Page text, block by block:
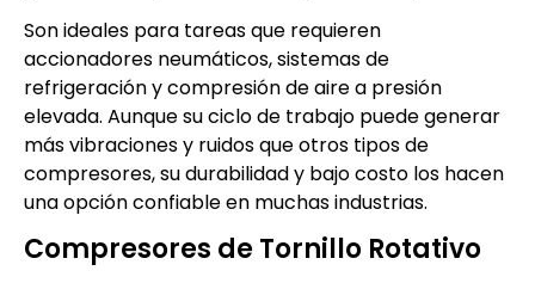
Son ideales para tareas que requieren
accionadores neumáticos, sistemas de
refrigeración y compresión de aire a presión
elevada. Aunque su ciclo de trabajo puede generar
más vibraciones y ruidos que otros tipos de
compresores, su durabilidad y bajo costo los hacen
una opción confiable en muchas industrias.
Compresores de Tornillo Rotativo